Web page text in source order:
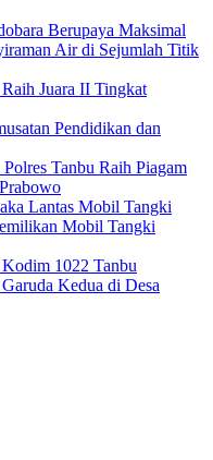
Berupaya Maksimal
Air di Sejumlah Titik
Juara II Tingkat
Pendidikan dan
Tanbu Raih Piagam
Lantas Mobil Tangki
Mobil Tangki
1022 Tanbu
Kedua di Desa